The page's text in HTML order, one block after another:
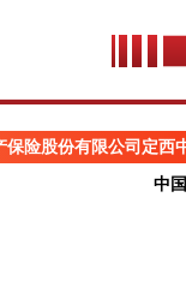
保险股份有限公司定西
中